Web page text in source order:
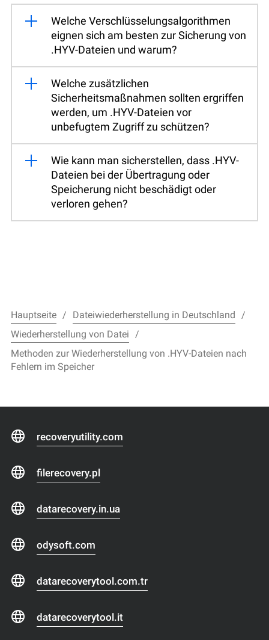
Welche Verschlüsselungsalgorithmen
eignen sich am besten zur Sicherung von
.HYV-Dateien und warum?
Welche zusätzlichen
Sicherheitsmaßnahmen sollten ergriffen
werden, um .HYV-Dateien vor
unbefugtem Zugriff zu schützen?
Wie kann man sicherstellen, dass .HYV-
Dateien bei der Übertragung oder
Speicherung nicht beschädigt oder
verloren gehen?
Hauptseite
Dateiwiederherstellung in Deutschland
Wiederherstellung von Datei
Methoden zur Wiederherstellung von .HYV-Dateien nach
Fehlern im Speicher
recoveryutility.com
filerecovery.pl
datarecovery.in.ua
odysoft.com
datarecoverytool.com.tr
datarecoverytool.it